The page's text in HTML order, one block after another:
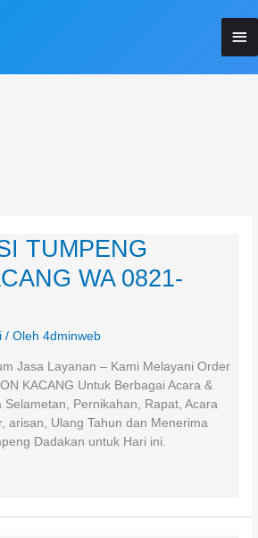
TUMPENG
WA 0821-
/ Oleh4dminweb
Jasa Layanan – Kami Melayani Order
KACANG Untuk Berbagai Acara &
Selametan, Pernikahan, Rapat, Acara
arisan, Ulang Tahun dan Menerima
Dadakan untuk Hari ini.